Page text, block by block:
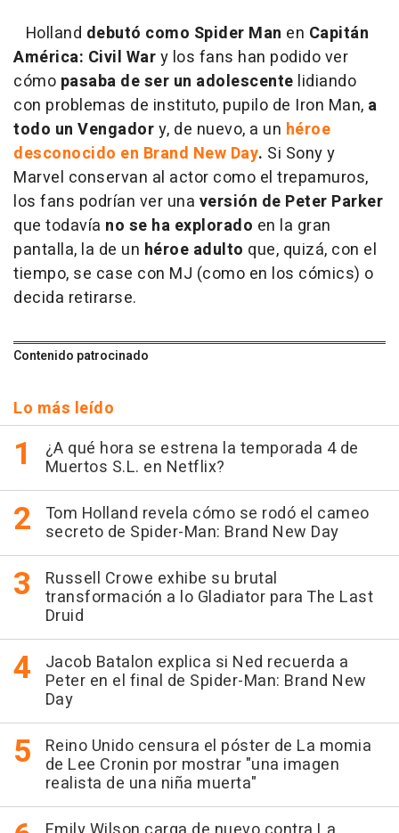
Holland debutó como Spider Man en Capitán
América: Civil Wary los fans han podido ver
cómo pasaba de ser un adolescente lidiando
con problemas de instituto, pupilo de Iron Man, a
todo un Vengadory, de nuevo, a un héroe
desconocido en Brand New Day. Si Sony y
Marvel conservan al actor como el trepamuros,
los fans podrían ver una versión de Peter Parker
que todavía no se ha explorado en la gran
pantalla, la de un héroe adulto que, quizá, con el
tiempo, se case con MJ (como en los cómics) o
decida retirarse.
Contenido patrocinado
Lo más leído
¿A qué hora se estrena la temporada 4 de
Muertos S.L. en Netflix?
Tom Holland revela cómo se rodó el cameo
secreto de Spider-Man: Brand New Day
Russell Crowe exhibe su brutal
transformación a lo Gladiator para The Last
Druid
Jacob Batalon explica si Ned recuerda a
Peter en el final de Spider-Man: Brand New
Day
Reino Unido censura el póster de La momia
de Lee Cronin por mostrar "una imagen
realista de una niña muerta"